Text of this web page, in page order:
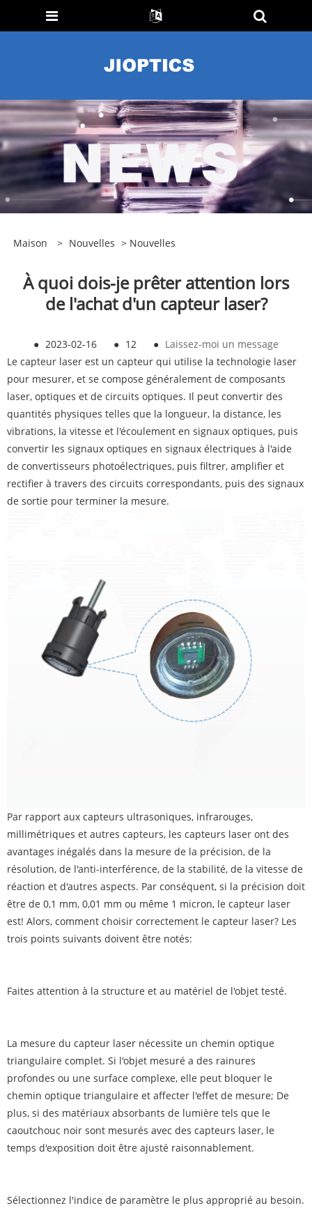
Maison > Nouvelles > Nouvelles
À quoi dois-je prêter attention lors
de l'achat d'un capteur laser?
● 2023-02-16 ● 12 ● Laissez-moi un message
Le capteur laser est un capteur qui utilise la technologie laser
pour mesurer, et se compose généralement de composants
laser, optiques et de circuits optiques. Il peut convertir des
quantités physiques telles que la longueur, la distance, les
vibrations, la vitesse et l'écoulement en signaux optiques, puis
convertir les signaux optiques en signaux électriques à l'aide
de convertisseurs photoélectriques, puis filtrer, amplifier et
rectifier à travers des circuits correspondants, puis des signaux
de sortie pour terminer la mesure.
Par rapport aux capteurs ultrasoniques, infrarouges,
millimétriques et autres capteurs, les capteurs laser ont des
avantages inégalés dans la mesure de la précision, de la
résolution, de l'anti-interférence, de la stabilité, de la vitesse de
réaction et d'autres aspects. Par conséquent, si la précision doit
être de 0,1 mm, 0,01 mm ou même 1 micron, le capteur laser
est! Alors, comment choisir correctement le capteur laser? Les
trois points suivants doivent être notés:
Faites attention à la structure et au matériel de l'objet testé.
La mesure du capteur laser nécessite un chemin optique
triangulaire complet. Si l'objet mesuré a des rainures
profondes ou une surface complexe, elle peut bloquer le
chemin optique triangulaire et affecter l'effet de mesure; De
plus, si des matériaux absorbants de lumière tels que le
caoutchouc noir sont mesurés avec des capteurs laser, le
temps d'exposition doit être ajusté raisonnablement.
Sélectionnez l'indice de paramètre le plus approprié au besoin.